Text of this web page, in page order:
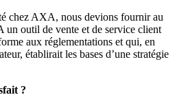
chez AXA, nous devions fournir au
un outil de vente et de service client
aux réglementations et qui, en
établirait les bases d’une stratégie
?